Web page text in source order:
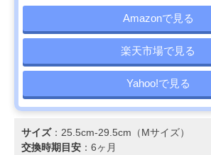
Amazonで見る
楽天市場で見る
Yahoo!で見る
サイズ：25.5cm-29.5cm（Mサイズ）
交換時期目安 ：6ヶ月